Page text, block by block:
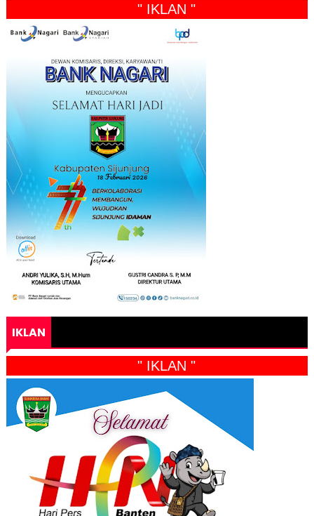
" IKLAN "
IKLAN
" IKLAN "